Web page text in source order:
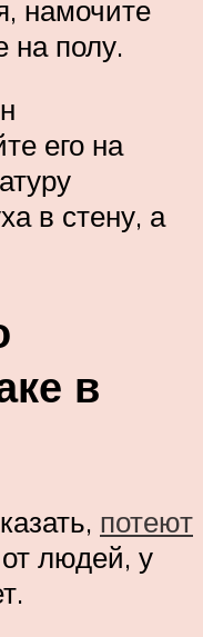
намочите
на полу.
его на
в стену, а
в
потеют
людей, у